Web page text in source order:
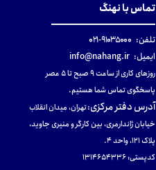
تماس با نهنگ
تلفن: ۹۱۰۳۵۰۰۰-۰۲۱
ایمیل: info@nahang.ir
روزهای کاری از ساعت ۹ صبح تا ۵ عصر
پاسخگوی تماس شما هستیم.
آدرس دفتر مرکزی:تهران، میدان انقلاب
خیابان ژاندارمری، بین کارگر و منیری جاوید،
پلاک 121، واحد ۴.
کدپستی: 131465433۶